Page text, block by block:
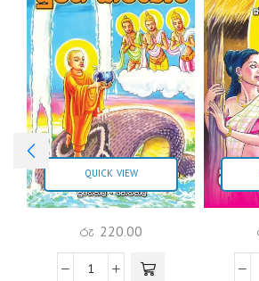
QUICK VIEW
රු 220.00